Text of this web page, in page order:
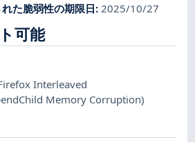
た脆弱性の期限日: 2025/10/27
可能
Interleaved
Memory Corruption)